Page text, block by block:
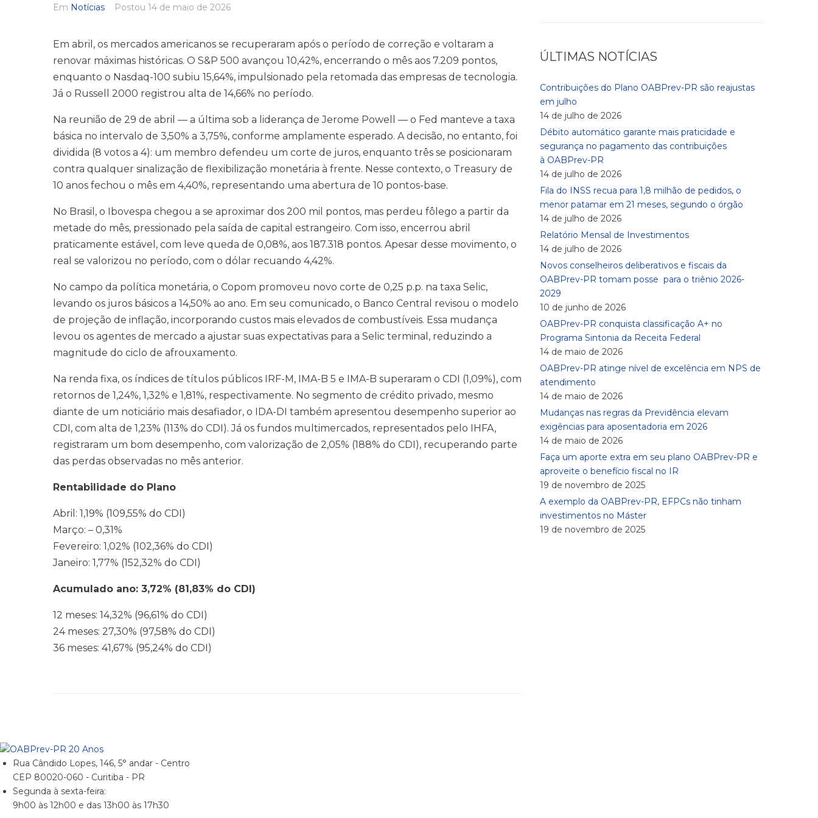
Em Notícias Postou 14 de maio de 2026
Em abril, os mercados americanos se recuperaram após o período de correção e voltaram a
renovar máximas históricas. O S&P 500 avançou 10,42%, encerrando o mês aos 7.209 pontos,
enquanto o Nasdaq-100 subiu 15,64%, impulsionado pela retomada das empresas de tecnologia.
Já o Russell 2000 registrou alta de 14,66% no período.
Na reunião de 29 de abril — a última sob a liderança de Jerome Powell — o Fed manteve a taxa
básica no intervalo de 3,50% a 3,75%, conforme amplamente esperado. A decisão, no entanto, foi
dividida (8 votos a 4): um membro defendeu um corte de juros, enquanto três se posicionaram
contra qualquer sinalização de flexibilização monetária à frente. Nesse contexto, o Treasury de
10 anos fechou o mês em 4,40%, representando uma abertura de 10 pontos-base.
No Brasil, o Ibovespa chegou a se aproximar dos 200 mil pontos, mas perdeu fôlego a partir da
metade do mês, pressionado pela saída de capital estrangeiro. Com isso, encerrou abril
praticamente estável, com leve queda de 0,08%, aos 187.318 pontos. Apesar desse movimento, o
real se valorizou no período, com o dólar recuando 4,42%.
No campo da política monetária, o Copom promoveu novo corte de 0,25 p.p. na taxa Selic,
levando os juros básicos a 14,50% ao ano. Em seu comunicado, o Banco Central revisou o modelo
de projeção de inflação, incorporando custos mais elevados de combustíveis. Essa mudança
levou os agentes de mercado a ajustar suas expectativas para a Selic terminal, reduzindo a
magnitude do ciclo de afrouxamento.
Na renda fixa, os índices de títulos públicos IRF-M, IMA-B 5 e IMA-B superaram o CDI (1,09%), com
retornos de 1,24%, 1,32% e 1,81%, respectivamente. No segmento de crédito privado, mesmo
diante de um noticiário mais desafiador, o IDA-DI também apresentou desempenho superior ao
CDI, com alta de 1,23% (113% do CDI). Já os fundos multimercados, representados pelo IHFA,
registraram um bom desempenho, com valorização de 2,05% (188% do CDI), recuperando parte
das perdas observadas no mês anterior.
Rentabilidade do Plano
Abril: 1,19% (109,55% do CDI)
Março: – 0,31%
Fevereiro: 1,02% (102,36% do CDI)
Janeiro: 1,77% (152,32% do CDI)
Acumulado ano: 3,72% (81,83% do CDI)
12 meses: 14,32% (96,61% do CDI)
24 meses: 27,30% (97,58% do CDI)
36 meses: 41,67% (95,24% do CDI)
ÚLTIMAS NOTÍCIAS
Contribuições do Plano OABPrev-PR são reajustas
em julho
14 de julho de 2026
Débito automático garante mais praticidade e
segurança no pagamento das contribuições
à OABPrev-PR
14 de julho de 2026
Fila do INSS recua para 1,8 milhão de pedidos, o
menor patamar em 21 meses, segundo o órgão
14 de julho de 2026
Relatório Mensal de Investimentos
14 de julho de 2026
Novos conselheiros deliberativos e fiscais da
OABPrev-PR tomam posse para o triênio 2026-
2029
10 de junho de 2026
OABPrev-PR conquista classificação A+ no
Programa Sintonia da Receita Federal
14 de maio de 2026
OABPrev-PR atinge nível de excelência em NPS de
atendimento
14 de maio de 2026
Mudanças nas regras da Previdência elevam
exigências para aposentadoria em 2026
14 de maio de 2026
Faça um aporte extra em seu plano OABPrev-PR e
aproveite o benefício fiscal no IR
19 de novembro de 2025
A exemplo da OABPrev-PR, EFPCs não tinham
investimentos no Máster
19 de novembro de 2025
Rua Cândido Lopes, 146, 5° andar - Centro
CEP 80020-060 - Curitiba - PR
Segunda à sexta-feira:
9h00 às 12h00 e das 13h00 às 17h30